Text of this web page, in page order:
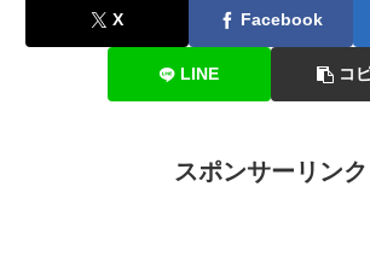
X Facebook
LINE コ
スポンサーリンク